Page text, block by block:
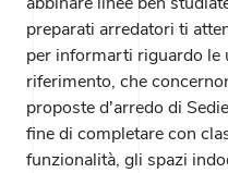
preparati arredatori ti
per informarti riguardo le
riferimento, che
proposte d'arredo di
fine di completare con
funzionalità, gli spazi